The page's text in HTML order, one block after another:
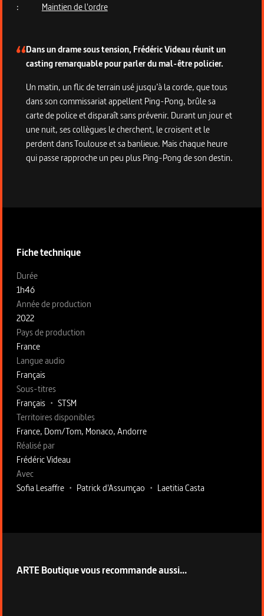
:
Maintien de l'ordre
Dans un drame sous tension, Frédéric Videau réunit un
casting remarquable pour parler du mal-être policier.
Un matin, un flic de terrain usé jusqu’à la corde, que tous
dans son commissariat appellent Ping-Pong, brûle sa
carte de police et disparaît sans prévenir. Durant un jour et
une nuit, ses collègues le cherchent, le croisent et le
perdent dans Toulouse et sa banlieue. Mais chaque heure
qui passe rapproche un peu plus Ping-Pong de son destin.
Fiche technique
Fiche technique section gauche
Durée
1h46
Année de production
2022
Pays de production
France
Langue audio
Français
Sous-titres
Français • STSM
Territoires disponibles
France, Dom/Tom, Monaco, Andorre
Fiche technique section droite
Réalisé par
Frédéric Videau
Avec
Sofia Lesaffre • Patrick d'Assumçao • Laetitia Casta
ARTE Boutique vous recommande aussi...